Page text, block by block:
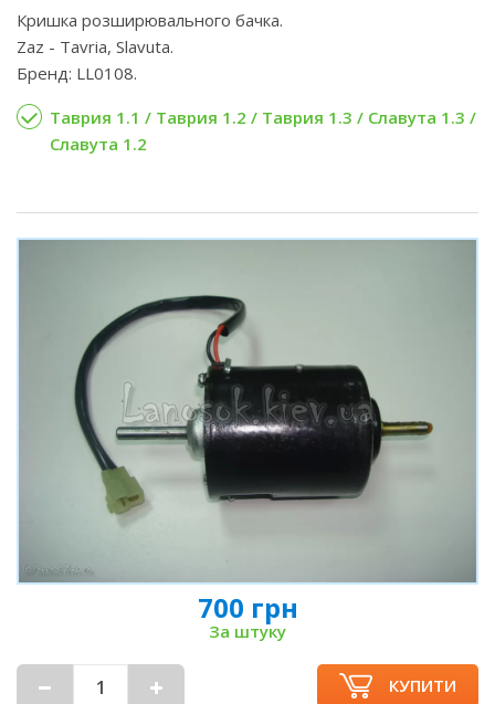
Кришка розширювального бачка.
Zaz - Tavria, Slavuta.
Бренд: LL0108.
Таврия 1.1 / Таврия 1.2 / Таврия 1.3 / Славута 1.3 /
Славута 1.2
700 грн
За штуку
КУПИТИ